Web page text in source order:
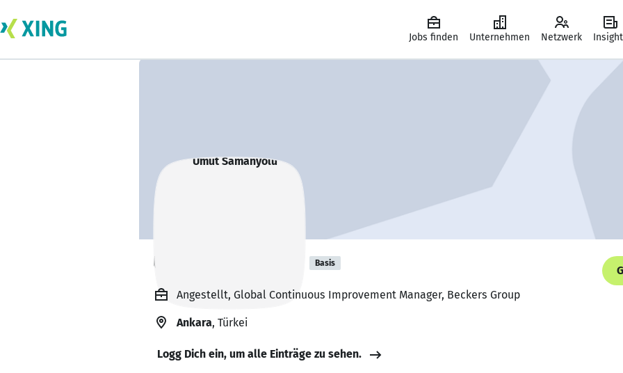
Jobs finden Unternehmen Netzwerk
Umut Samanyolu Basis
Angestellt, Global Continuous Improvement Manager, Beckers Group
Ankara, Türkei
Logg Dich ein, um alle Einträge zu sehen.